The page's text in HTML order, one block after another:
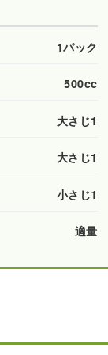
1パック
500cc
大さじ1
大さじ1
小さじ1
適量